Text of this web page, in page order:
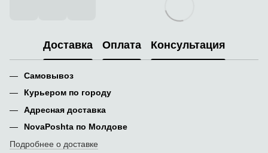
Доставка Оплата Консультация
Самовывоз
Курьером по городу
Адресная доставка
NovaPoshta по Молдове
Подробнее о доставке